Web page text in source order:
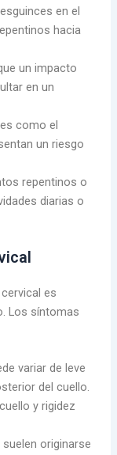
en el
hacia
un impacto
en un
como el
un riesgo
repentinos o
diarias o
es
Los síntomas
variar de leve
del cuello.
y rigidez
suelen originarse